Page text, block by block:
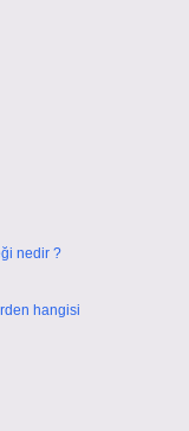
nedir ?
hangisi